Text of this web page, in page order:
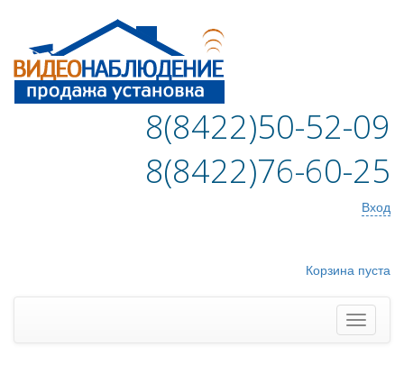
8(8422)50-52-09
8(8422)76-60-25
Вход
Корзина пуста